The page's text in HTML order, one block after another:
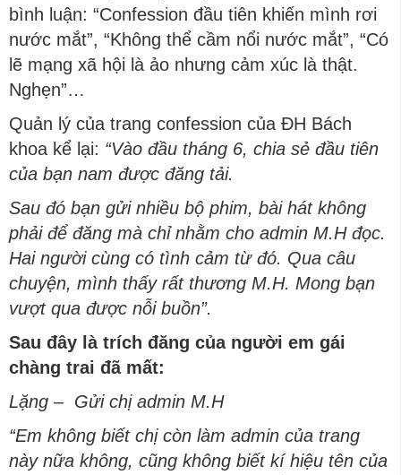
bình luận: “Confession đầu tiên khiến mình rơi
nước mắt”, “Không thể cầm nổi nước mắt”, “Có
lẽ mạng xã hội là ảo nhưng cảm xúc là thật.
Nghẹn”…
Quản lý của trang confession của ĐH Bách
khoa kể lại: “Vào đầu tháng 6, chia sẻ đầu tiên
của bạn nam được đăng tải.
Sau đó bạn gửi nhiều bộ phim, bài hát không
phải để đăng mà chỉ nhằm cho admin M.H đọc.
Hai người cùng có tình cảm từ đó. Qua câu
chuyện, mình thấy rất thương M.H. Mong bạn
vượt qua được nỗi buồn”.
Sau đây là trích đăng của người em gái
chàng trai đã mất:
Lặng – Gửi chị admin M.H
“Em không biết chị còn làm admin của trang
này nữa không, cũng không biết kí hiệu tên của